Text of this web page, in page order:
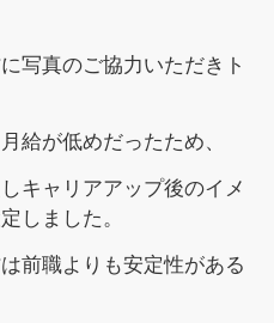
写真のご協力いただきト
給が低めだったため、
ャリアアップ後のイメ
しました。
前職よりも安定性がある